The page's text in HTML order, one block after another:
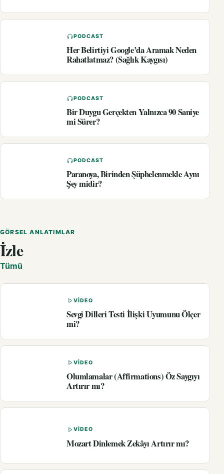
PODCAST
Her Belirtiyi Google’da Aramak Neden
Rahatlatmaz? (Sağlık Kaygısı)
PODCAST
Bir Duygu Gerçekten Yalnızca 90 Saniye
mi Sürer?
PODCAST
Paranoya, Birinden Şüphelenmekle Aynı
Şey midir?
GÖRSEL ANLATIMLAR
İzle
Tümü
VIDEO
Sevgi Dilleri Testi İlişki Uyumunu Ölçer
mi?
VIDEO
Olumlamalar (Affirmations) Öz Saygıyı
Artırır mı?
VIDEO
Mozart Dinlemek Zekâyı Artırır mı?